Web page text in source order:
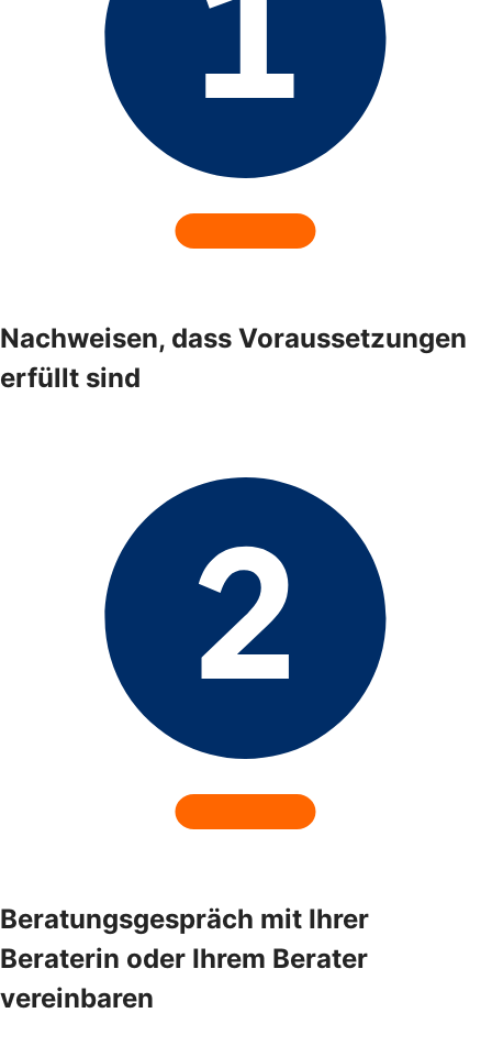
Nachweisen, dass Voraussetzungen
erfüllt sind
Beratungsgespräch mit Ihrer
Beraterin oder Ihrem Berater
vereinbaren